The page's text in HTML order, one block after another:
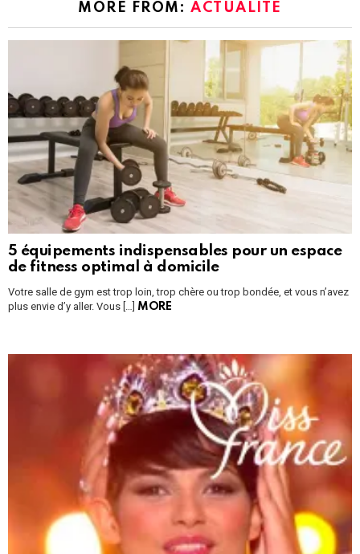
MORE FROM:ACTUALITÉ
5 équipements indispensables pour un espace
de fitness optimal à domicile
Votre salle de gym est trop loin, trop chère ou trop bondée, et vous n’avez
plus envie d’y aller. Vous […] MORE